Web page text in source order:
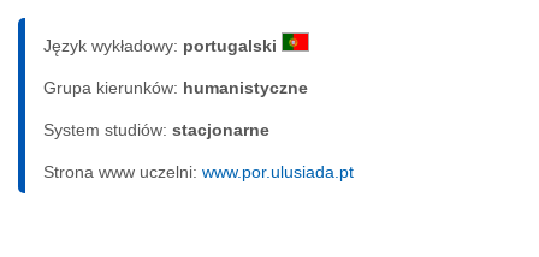
Język wykładowy: portugalski
Grupa kierunków: humanistyczne
System studiów: sta­cjo­nar­ne
Strona www uczelni: www.por.ulusiada.pt